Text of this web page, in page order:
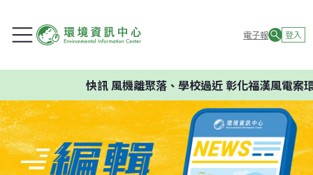
電子報 登入
快訊風機離聚落、學校過近 彰化福漢風電案環